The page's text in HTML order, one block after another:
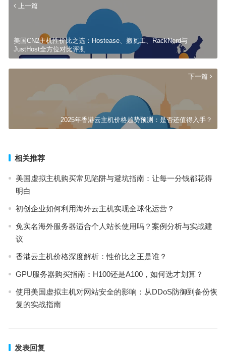
上一篇
美国CN2主机性价比之选：Hostease、搬瓦工、RackNerd与
JustHost全方位对比评测
下一篇
2025年香港云主机价格趋势预测：是否还值得入手？
相关推荐
美国虚拟主机购买常见陷阱与避坑指南：让每一分钱都花得
明白
初创企业如何利用海外云主机实现全球化运营？
免实名海外服务器适合个人站长使用吗？案例分析与实战建
议
香港云主机价格深度解析：性价比之王是谁？
GPU服务器购买指南：H100还是A100，如何选才划算？
使用美国虚拟主机对网站安全的影响：从DDoS防御到备份恢
复的实战指南
发表回复